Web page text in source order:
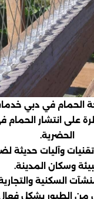
الحمام في دبي
على انتشار الحمام
الحضرية.
وآليات حديثة
وسكان المدينة.
السكنية
من الطيور بشكل